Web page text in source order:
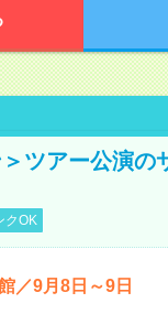
ツアー公演の
クOK
／9月8日～9日